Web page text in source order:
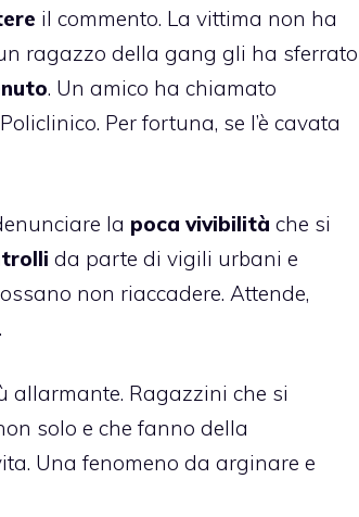
il commento. La vittima non ha
ragazzo della gang gli ha sferrato
. Un amico ha chiamato
Per fortuna, se l’è cavata
la poca vivibilità che si
da parte di vigili urbani e
non riaccadere. Attende,
allarmante. Ragazzini che si
solo e che fanno della
Una fenomeno da arginare e